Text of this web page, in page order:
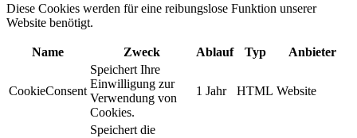
Diese Cookies werden für eine reibungslose Funktion unserer
Website benötigt.
Name Zweck Ablauf Typ Anbieter
CookieConsent
Speichert Ihre
Einwilligung zur
Verwendung von
Cookies.
1 Jahr HTML Website
Speichert die